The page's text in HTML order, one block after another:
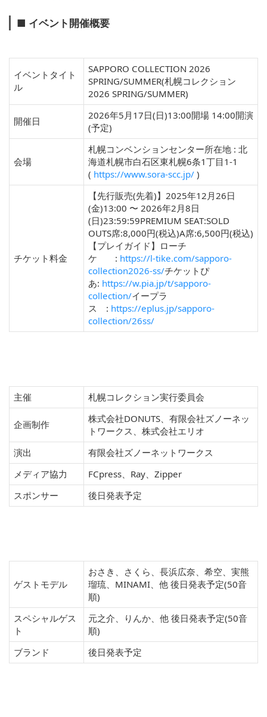
■ イベント開催概要
イベントタイト
ル
SAPPORO COLLECTION 2026
SPRING/SUMMER(札幌コレクション
2026 SPRING/SUMMER)
開催日
2026年5月17日(日)13:00開場 14:00開演
(予定)
会場
札幌コンベンションセンター所在地 : 北
海道札幌市白石区東札幌6条1丁目1-1
( https://www.sora-scc.jp/ )
チケット料金
【先行販売(先着)】2025年12月26日
(金)13:00 〜 2026年2月8日
(日)23:59:59PREMIUM SEAT:SOLD
OUTS席:8,000円(税込)A席:6,500円(税込)
【プレイガイド】ローチ
ケ : https://l-tike.com/sapporo-
collection2026-ss/チケットぴ
あ: https://w.pia.jp/t/sapporo-
collection/イープラ
ス : https://eplus.jp/sapporo-
collection/26ss/
主催 札幌コレクション実行委員会
企画制作
株式会社DONUTS、有限会社ズノーネッ
トワークス、株式会社エリオ
演出
有限会社ズノーネットワークス
メディア協力
FCpress、Ray、Zipper
スポンサー
後日発表予定
ゲストモデル
おさき、さくら、長浜広奈、希空、実熊
瑠琉、MINAMI、他 後日発表予定(50音
順)
スペシャルゲス
ト
元之介、りんか、他 後日発表予定(50音
順)
ブランド
後日発表予定